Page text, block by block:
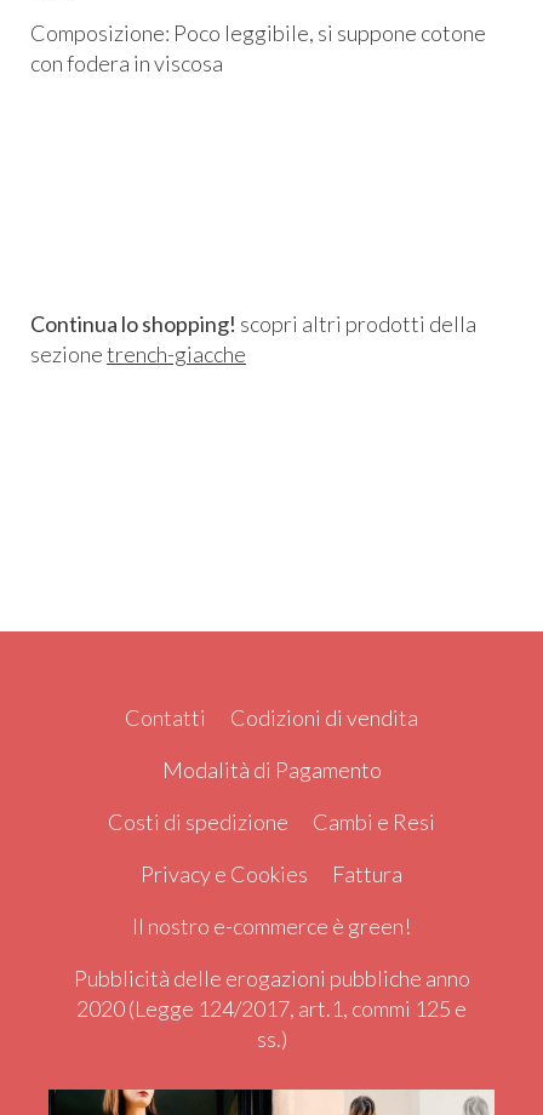
Composizione: Poco leggibile, si suppone cotone
con fodera in viscosa
Continua lo shopping! scopri altri prodotti della
sezionetrench-giacche
Contatti
Codizioni di vendita
Modalità di Pagamento
Costi di spedizione
Cambi e Resi
Privacy e Cookies
Fattura
Il nostro e-commerce è green!
Pubblicità delle erogazioni pubbliche anno
2020 (Legge 124/2017, art.1, commi 125 e
ss.)